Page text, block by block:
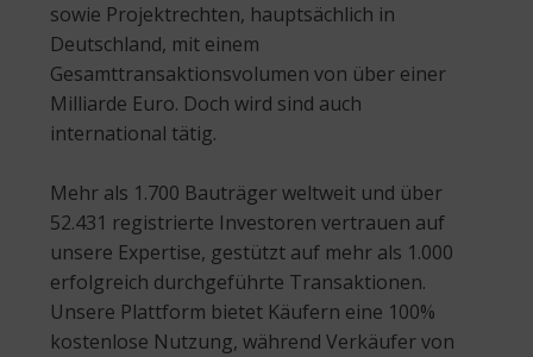
sowie Projektrechten, hauptsächlich in
Deutschland, mit einem
Gesamttransaktionsvolumen von über einer
Milliarde Euro. Doch wird sind auch
international tätig.
Mehr als 1.700 Bauträger weltweit und über
52.431 registrierte Investoren vertrauen auf
unsere Expertise, gestützt auf mehr als 1.000
erfolgreich durchgeführte Transaktionen.
Unsere Plattform bietet Käufern eine 100%
kostenlose Nutzung, während Verkäufer von